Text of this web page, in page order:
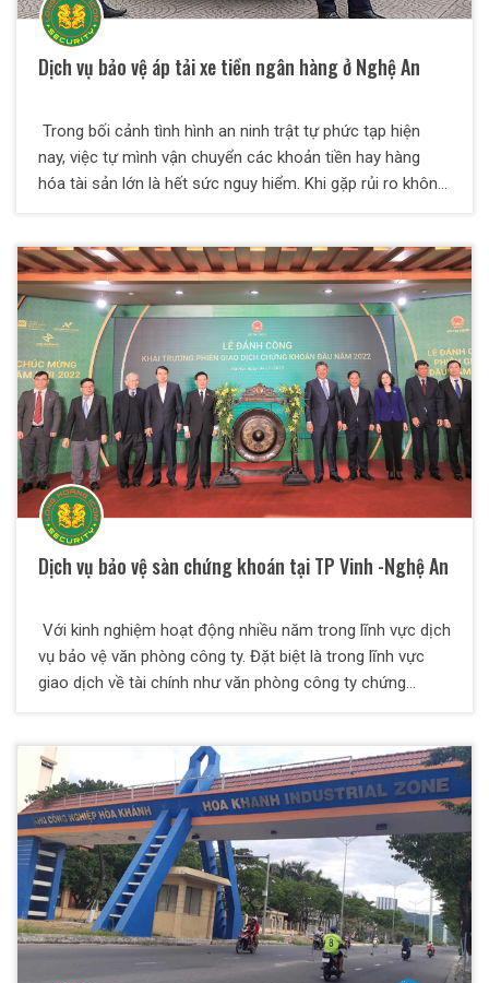
Dịch vụ bảo vệ áp tải xe tiền ngân hàng ở Nghệ An
Trong bối cảnh tình hình an ninh trật tự phức tạp hiện
nay, việc tự mình vận chuyển các khoản tiền hay hàng
hóa tài sản lớn là hết sức nguy hiểm. Khi gặp rủi ro không
bạn có thể tin tưởng và giao phó trách nhiệm trên cho lực
lượng bảo vệ, vệ sỹ chuyên nghiệp của công ty bảo vệ
Long Hoàng ICOM chúng tôi, chúng tôi sẽ đảm bảo an
toàn tuyệt tối về tài sản, con người và đồng thời sẽ chịu
trách nhiệm về các rủi ro nếu có tổn thất xảy ra. Các đối
tượng khách hàng của dịch vụ áp tải tiền thường là : các
ngân hàng trong và ngoài nước , các doanh nghiệp lớn ,
các nhà đầu tư tư nhân ,...
Dịch vụ bảo vệ sàn chứng khoán tại TP Vinh -Nghệ An
Với kinh nghiệm hoạt động nhiều năm trong lĩnh vực dịch
vụ bảo vệ văn phòng công ty. Đặt biệt là trong lĩnh vực
giao dịch về tài chính như văn phòng công ty chứng
ứng tốt nhất những tiêu chí mà Quý Cty cần.